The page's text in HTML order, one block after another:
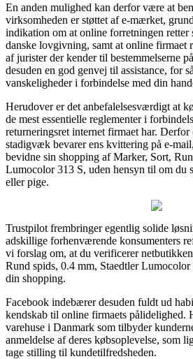
En anden mulighed kan derfor være at
virksomheden er støttet af e-mærket,
indikation om at online forretningen
danske lovgivning, samt at online firmaet
af jurister der kender til bestemmelserne
desuden en god genvej til assistance, for
vanskeligheder i forbindelse med din
Herudover er det anbefalelsesværdigt at
de mest essentielle reglementer i
returneringsret internet firmaet har.
stadigvæk bevarer ens kvittering på e-
bevidne sin shopping af Marker, Sort,
Lumocolor 313 S, uden hensyn til om du
eller pige.
Trustpilot frembringer egentlig solide
adskillige forhenværende konsumenters
vi forslag om, at du verificerer
Rund spids, 0.4 mm, Staedtler
din shopping.
Facebook indebærer desuden fuldt ud
kendskab til online firmaets pålidelighed.
varehuse i Danmark som tilbyder
anmeldelse af deres købsoplevelse, som
tage stilling til kundetilfredsheden.